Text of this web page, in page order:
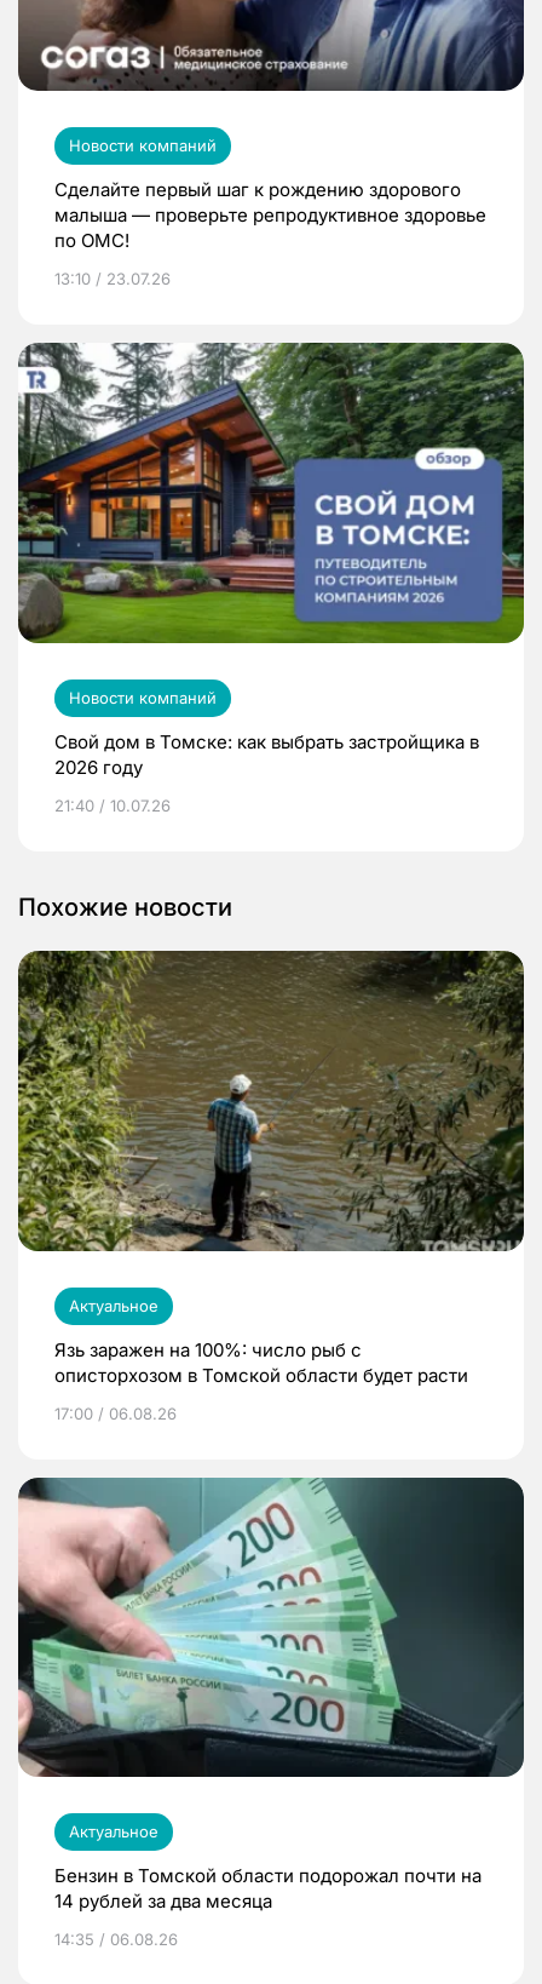
Новости компаний
Сделайте первый шаг к рождению здорового
малыша — проверьте репродуктивное здоровье
по ОМС!
13:10 / 23.07.26
Новости компаний
Свой дом в Томске: как выбрать застройщика в
2026 году
21:40 / 10.07.26
Похожие новости
Актуальное
Язь заражен на 100%: число рыб с
описторхозом в Томской области будет расти
17:00 / 06.08.26
Актуальное
Бензин в Томской области подорожал почти на
14 рублей за два месяца
14:35 / 06.08.26